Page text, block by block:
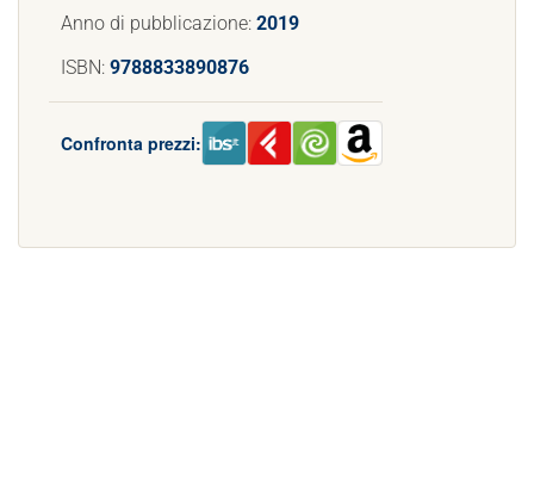
Anno di pubblicazione: 2019
ISBN: 9788833890876
Confronta prezzi: